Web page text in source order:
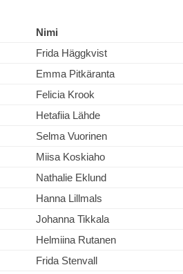
Nimi
Frida Häggkvist
Emma Pitkäranta
Felicia Krook
Hetafiia Lähde
Selma Vuorinen
Miisa Koskiaho
Nathalie Eklund
Hanna Lillmals
Johanna Tikkala
Helmiina Rutanen
Frida Stenvall